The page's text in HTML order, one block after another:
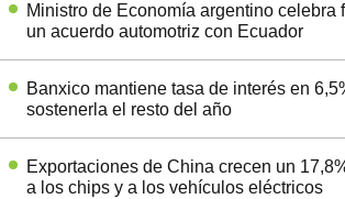
Ministro de Economía argentino celebra
un acuerdo automotriz con Ecuador
Banxico mantiene tasa de interés en
sostenerla el resto del año
Exportaciones de China crecen un
a los chips y a los vehículos eléctricos